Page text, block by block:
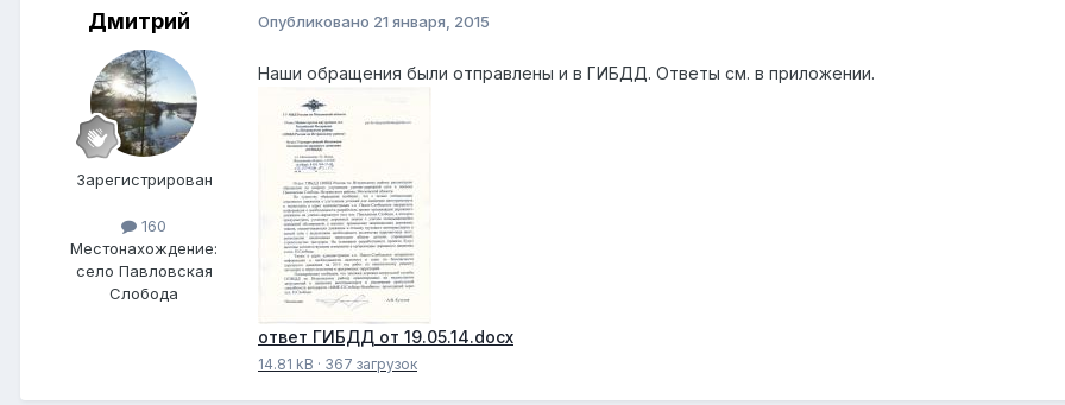
Дмитрий
Зарегистрирован
160
Местонахождение:
село Павловская
Слобода
Опубликовано 21 января, 2015
Наши обращения были отправлены и в ГИБДД. Ответы см. в приложении.
ответ ГИБДД от 19.05.14.docx
14.81 kB · 367 загрузок